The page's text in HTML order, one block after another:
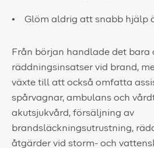
Glöm aldrig att snabb hjälp
Från början handlade det bara
räddningsinsatser vid brand,
växte till att också omfatta
spårvagnar, ambulans och
akutsjukvård, försäljning av
brandsläckningsutrustning,
åtgärder vid storm- och